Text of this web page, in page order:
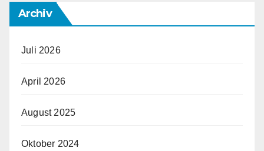
Archiv
Juli 2026
April 2026
August 2025
Oktober 2024